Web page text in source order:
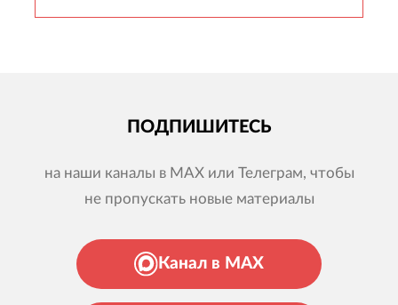
ПОДПИШИТЕСЬ
на наши каналы в MAX или Телеграм, чтобы
не пропускать новые материалы
Канал в MAX